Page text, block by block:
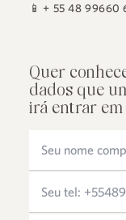
📱+ 55 48 99660
Quer
dados que
irá entrar em